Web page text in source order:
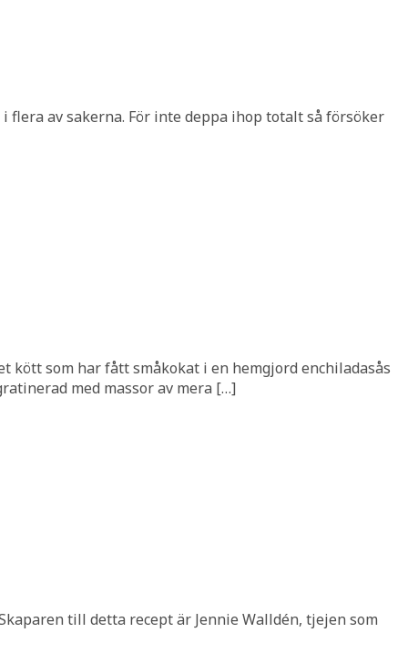
av sakerna. För inte deppa ihop totalt så försöker
kött som har fått småkokat i en hemgjord enchiladasås
med massor av mera […]
till detta recept är Jennie Walldén, tjejen som